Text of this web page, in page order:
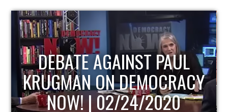
DEBATE AGAINST PAUL
KRUGMAN ON DEMOCRACY
NOW! | 02/24/2020